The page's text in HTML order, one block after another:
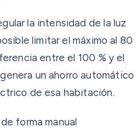
la intensidad de la luz
limitar el máximo al 80
entre el 100 % y el
un ahorro automático
de esa habitación.
forma manual